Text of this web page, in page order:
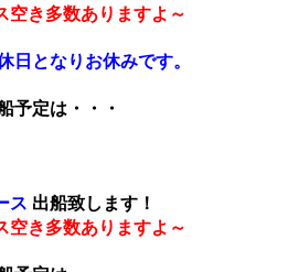
空き多数ありますよ～
日となりお休みです。
予定は・・・
ス 出船致します！
空き多数ありますよ～